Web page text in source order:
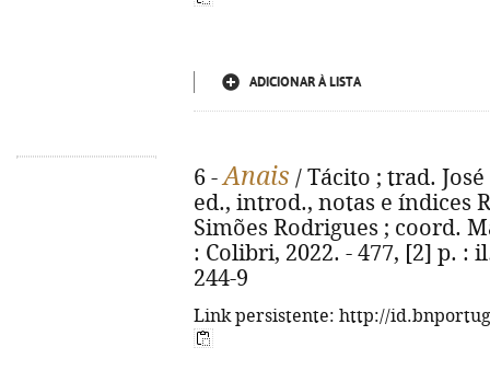
ADICIONAR À LISTA
6 -Anais / Tácito ; trad.
ed., introd., notas e índices
Simões Rodrigues ; coord.
: Colibri, 2022. - 477, [2] p. :
244-9
Link persistente: http://